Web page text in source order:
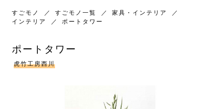
すごモノ すごモノ一覧
家具・インテリア
インテリア
ポートタワー
ポートタワー
虎竹工房西川